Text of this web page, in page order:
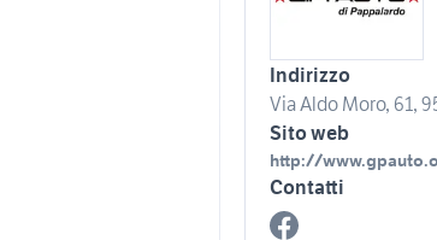
Indirizzo
Via Aldo Moro, 61,
Sito web
http://
Contatti